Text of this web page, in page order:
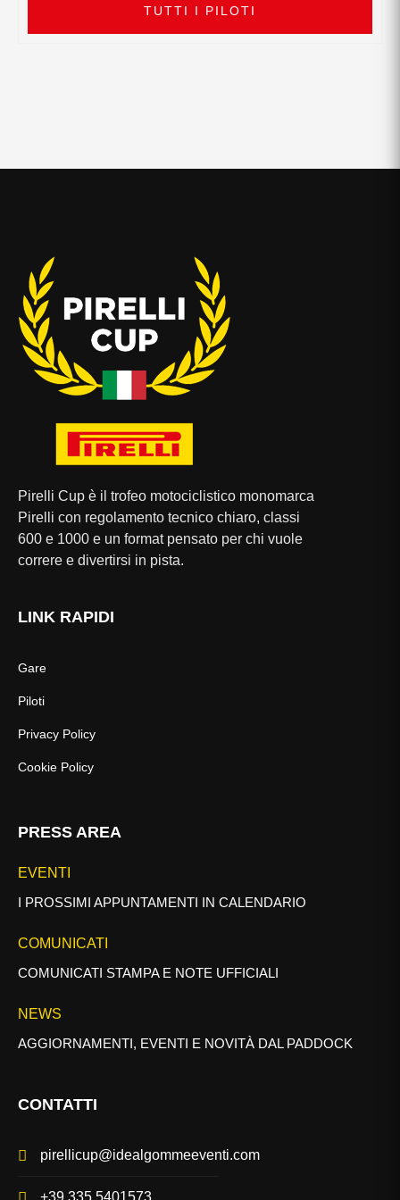
TUTTI I PILOTI
Pirelli Cup è il trofeo motociclistico monomarca
Pirelli con regolamento tecnico chiaro, classi
600 e 1000 e un format pensato per chi vuole
correre e divertirsi in pista.
LINK RAPIDI
Gare
Piloti
Privacy Policy
Cookie Policy
PRESS AREA
EVENTI
I PROSSIMI APPUNTAMENTI IN CALENDARIO
COMUNICATI
COMUNICATI STAMPA E NOTE UFFICIALI
NEWS
AGGIORNAMENTI, EVENTI E NOVITÀ DAL PADDOCK
CONTATTI
pirellicup@idealgommeeventi.com
+39 335 5401573